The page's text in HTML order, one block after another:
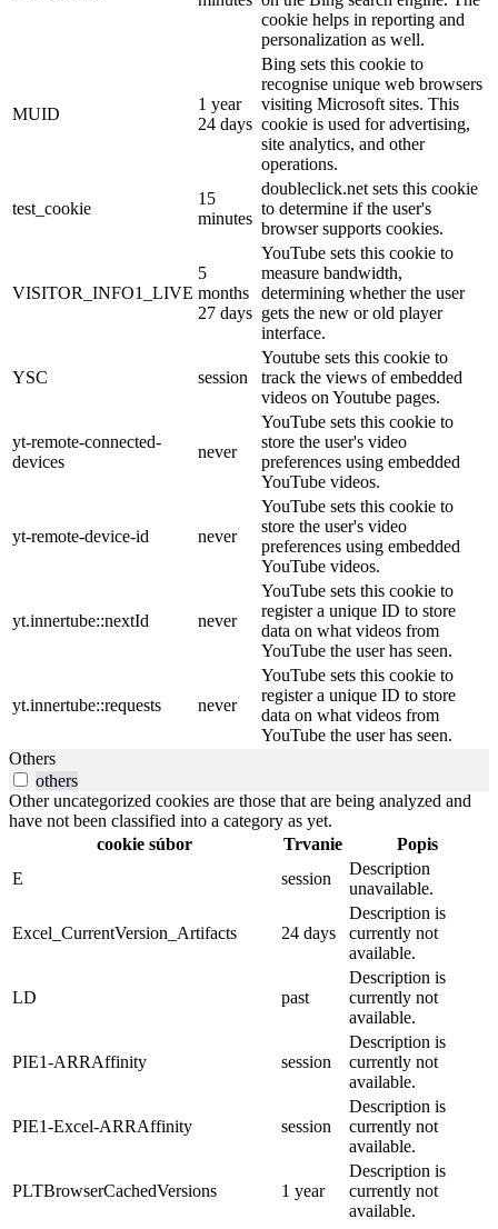
cookie helps in reporting and
personalization as well.
MUID
1 year
24 days
Bing sets this cookie to
recognise unique web browsers
visiting Microsoft sites. This
cookie is used for advertising,
site analytics, and other
operations.
test_cookie
15
minutes
doubleclick.net sets this cookie
to determine if the user's
browser supports cookies.
VISITOR_INFO1_LIVE
5
months
27 days
YouTube sets this cookie to
measure bandwidth,
determining whether the user
gets the new or old player
interface.
YSC session
Youtube sets this cookie to
track the views of embedded
videos on Youtube pages.
yt-remote-connected-
devices
never
YouTube sets this cookie to
store the user's video
preferences using embedded
YouTube videos.
yt-remote-device-id never
YouTube sets this cookie to
store the user's video
preferences using embedded
YouTube videos.
yt.innertube::nextId never
YouTube sets this cookie to
register a unique ID to store
data on what videos from
YouTube the user has seen.
yt.innertube::requests never
YouTube sets this cookie to
register a unique ID to store
data on what videos from
YouTube the user has seen.
Others
others
Other uncategorized cookies are those that are being analyzed and
have not been classified into a category as yet.
cookie súbor
Trvanie
Popis
E
session
Description
unavailable.
Excel_CurrentVersion_Artifacts 24 days
Description is
currently not
available.
LD past
Description is
currently not
available.
PIE1-ARRAffinity session
Description is
currently not
available.
PIE1-Excel-ARRAffinity session
Description is
currently not
available.
PLTBrowserCachedVersions 1 year
Description is
currently not
available.